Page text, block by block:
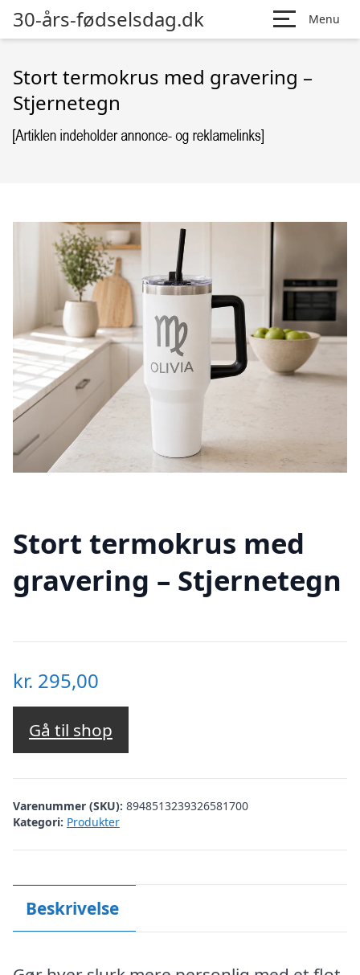
30-års-fødselsdag.dk Menu
Stort termokrus med gravering –
Stjernetegn
Stort termokrus med
gravering – Stjernetegn
kr. 295,00
Gå til shop
Varenummer (SKU): 8948513239326581700
Kategori: Produkter
Beskrivelse